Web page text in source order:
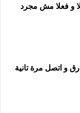
و فعلا مش مجرد
و اتصل مرة تانية